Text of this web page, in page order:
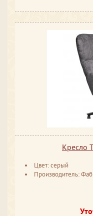
Кресло
Цвет: серый
Производитель: